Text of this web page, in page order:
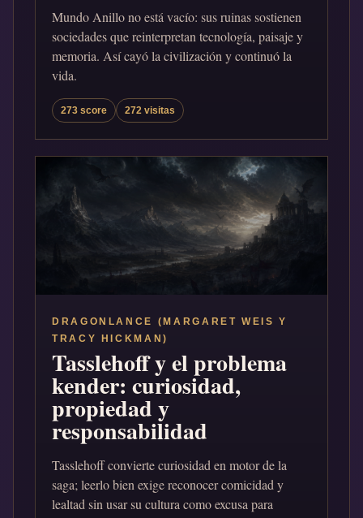
Mundo Anillo no está vacío: sus ruinas sostienen
sociedades que reinterpretan tecnología, paisaje y
memoria. Así cayó la civilización y continuó la
vida.
273 score 272 visitas
DRAGONLANCE (MARGARET WEIS Y
TRACY HICKMAN)
Tasslehoff y el problema
kender: curiosidad,
propiedad y
responsabilidad
Tasslehoff convierte curiosidad en motor de la
saga; leerlo bien exige reconocer comicidad y
lealtad sin usar su cultura como excusa para